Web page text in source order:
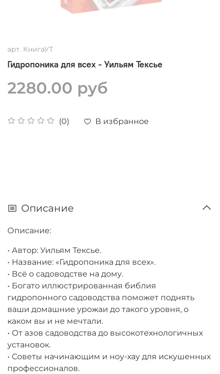
арт. КнигаУТ
Гидропоника для всех - Уильям Тексье
(0) В избранное
2280.00 руб
Описание
Описание:
• Автор: Уильям Тексье.
• Название: «Гидропоника для всех».
• Всё о садоводстве на дому.
• Богато иллюстрированная библия
гидропонного садоводства поможет поднять
ваши домашние урожаи до такого уровня, о
каком вы и не мечтали.
• От азов садоводства до высокотехнологичных
установок.
• Советы начинающим и ноу-хау для искушенных
профессионалов.